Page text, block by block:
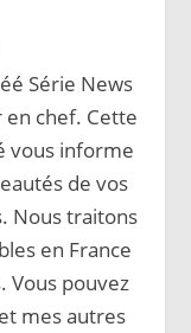
Série News
chef. Cette
vous informe
de vos
Nous traitons
en France
Vous pouvez
mes autres